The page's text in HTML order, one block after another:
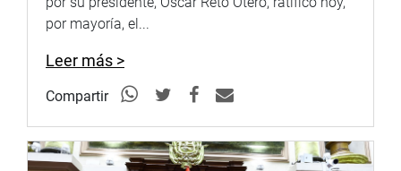
gobiernos regionales».
Se establece que la aplicación de la presente norma es
continua y progresiva en el sector Salud, y se justifica,
porque existen servidores públicos que por muchos años
su dependencia de origen y por diversos motivos, sea por
unidad conyugal, tratamientos médicos, cada año se ven
por mayoría, el...
Leer más >
Compartir